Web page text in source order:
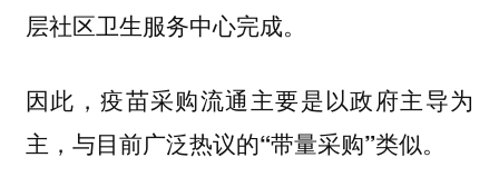
层社区卫生服务中心完成。
因此，疫苗采购流通主要是以政府主导为
主，与目前广泛热议的“带量采购”类似。